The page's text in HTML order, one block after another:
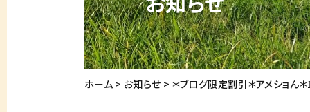
ホーム お知らせ ＊ブログ限定割引＊アメショ